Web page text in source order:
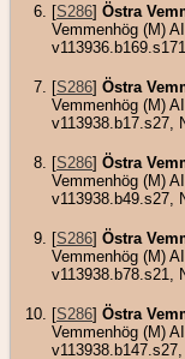
[S286] Östra
Vemmenhög (M)
[S286] Östra
Vemmenhög (M)
v113938.b17.s27,
[S286] Östra
Vemmenhög (M)
v113938.b49.s27,
[S286] Östra
Vemmenhög (M)
v113938.b78.s21,
[S286] Östra
Vemmenhög (M)